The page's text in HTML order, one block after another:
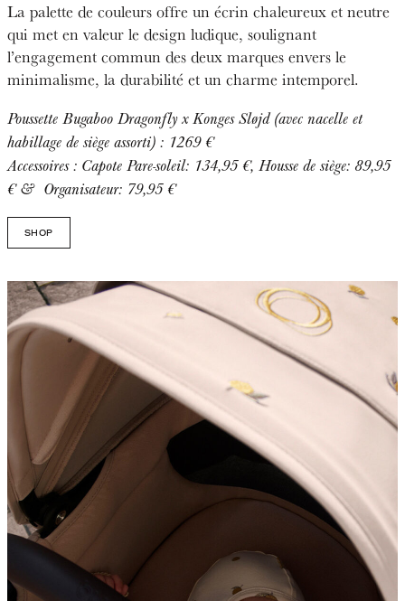
La palette de couleurs offre un écrin chaleureux et neutre
qui met en valeur le design ludique, soulignant
l’engagement commun des deux marques envers le
minimalisme, la durabilité et un charme intemporel.
Poussette Bugaboo Dragonfly x Konges Sløjd (avec nacelle et
habillage de siège assorti) : 1269 €
Accessoires : Capote Pare-soleil: 134,95 €, Housse de siège: 89,95
€ & Organisateur: 79,95 €
SHOP